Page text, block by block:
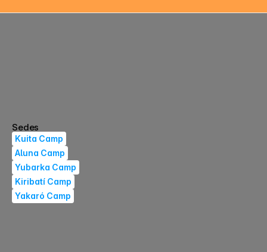
Sedes
Kuita Camp
Aluna Camp
Yubarka Camp
Kiribatí Camp
Yakaró Camp